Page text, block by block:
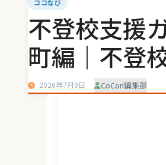
ココなび
不登校支援
町編｜不登
2026年7月9日 CoCon編集部